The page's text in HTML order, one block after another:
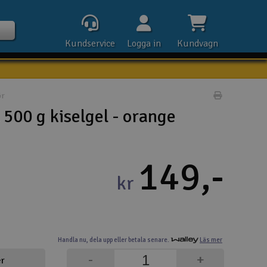
Kundvagn
Logga in
Kundservice
g kiselgel - orange
Handla nu, dela upp eller betala senare. Läs mer
kr 149,-
+
-